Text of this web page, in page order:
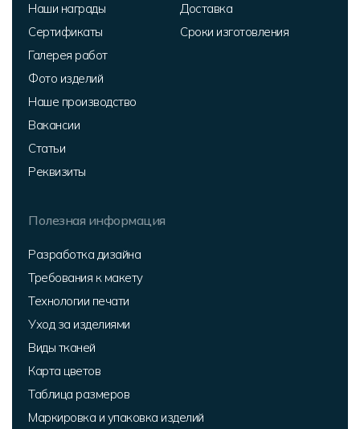
Наши награды
Сертификаты
Галерея работ
Фото изделий
Наше производство
Вакансии
Статьи
Реквизиты
Доставка
Сроки изготовления
Полезная информация
Разработка дизайна
Требования к макету
Технологии печати
Уход за изделиями
Виды тканей
Карта цветов
Таблица размеров
Маркировка и упаковка изделий